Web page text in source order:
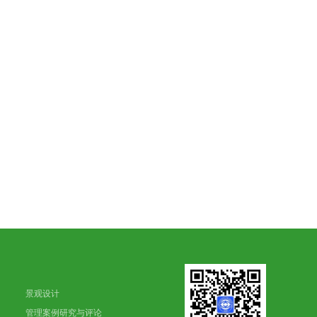
景观设计
管理案例研究与评论